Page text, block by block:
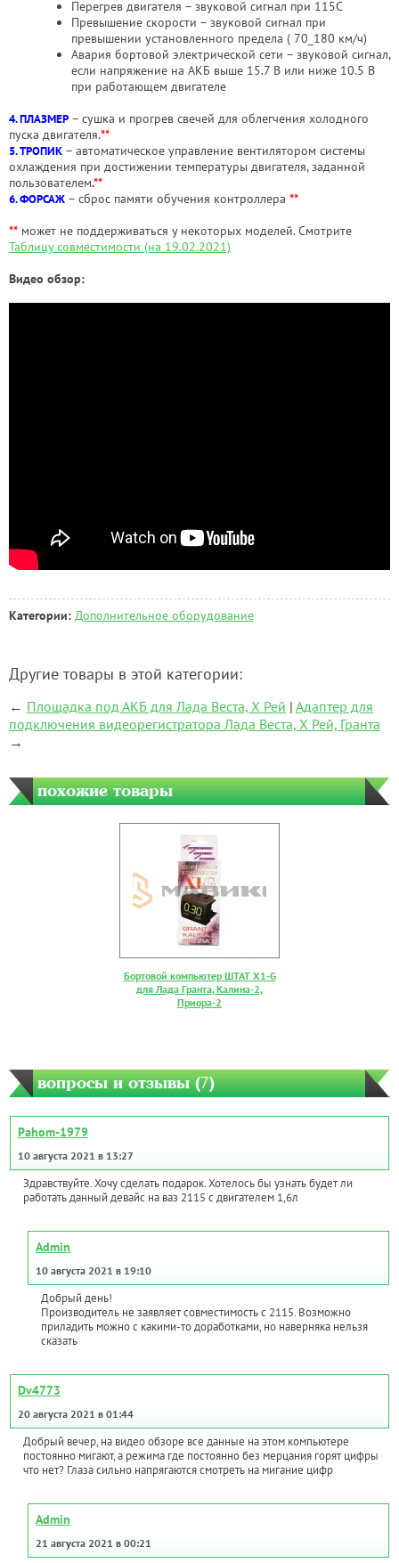
Перегрев двигателя – звуковой сигнал при 115С
Превышение скорости – звуковой сигнал при
превышении установленного предела ( 70_180 км/ч)
Авария бортовой электрической сети – звуковой сигнал,
если напряжение на АКБ выше 15.7 В или ниже 10.5 В
при работающем двигателе
4. ПЛАЗМЕР – сушка и прогрев свечей для облегчения холодного
пуска двигателя.**
5. ТРОПИК – автоматическое управление вентилятором системы
охлаждения при достижении температуры двигателя, заданной
пользователем.**
6. ФОРСАЖ – сброс памяти обучения контроллера **
** может не поддерживаться у некоторых моделей. Смотрите
Таблицу совместимости (на 19.02.2021)
Видео обзор:
Категории: Дополнительное оборудование
Другие товары в этой категории:
← Площадка под АКБ для Лада Веста, Х Рей | Адаптер для
подключения видеорегистратора Лада Веста, Х Рей, Гранта
→
похожие товары
Бортовой компьютер ШТАТ Х1-G
для Лада Гранта, Калина-2,
Приора-2
вопросы и отзывы (7)
Pahom-1979
10 августа 2021 в 13:27
Здравствуйте. Хочу сделать подарок. Хотелось бы узнать будет ли
работать данный девайс на ваз 2115 с двигателем 1,6л
Admin
10 августа 2021 в 19:10
Добрый день!
Производитель не заявляет совместимость с 2115. Возможно
приладить можно с какими-то доработками, но наверняка нельзя
сказать
Dv4773
20 августа 2021 в 01:44
Добрый вечер, на видео обзоре все данные на этом компьютере
постоянно мигают, а режима где постоянно без мерцания горят цифры
что нет? Глаза сильно напрягаются смотреть на мигание цифр
Admin
21 августа 2021 в 00:21